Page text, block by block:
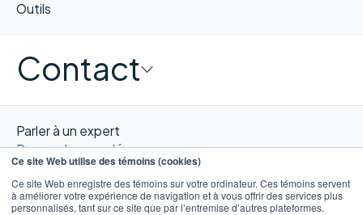
Ce site Web utilise des témoins (cookies)
Ce site Web enregistre des témoins sur votre ordinateur. Ces témoins servent
à améliorer votre expérience de navigation et à vous offrir des services plus
personnalisés, tant sur ce site que par l’entremise d’autres plateformes.
Outils
Contact
Parler à un expert
Demander une démo
Obtenir un devis
Contacter nous